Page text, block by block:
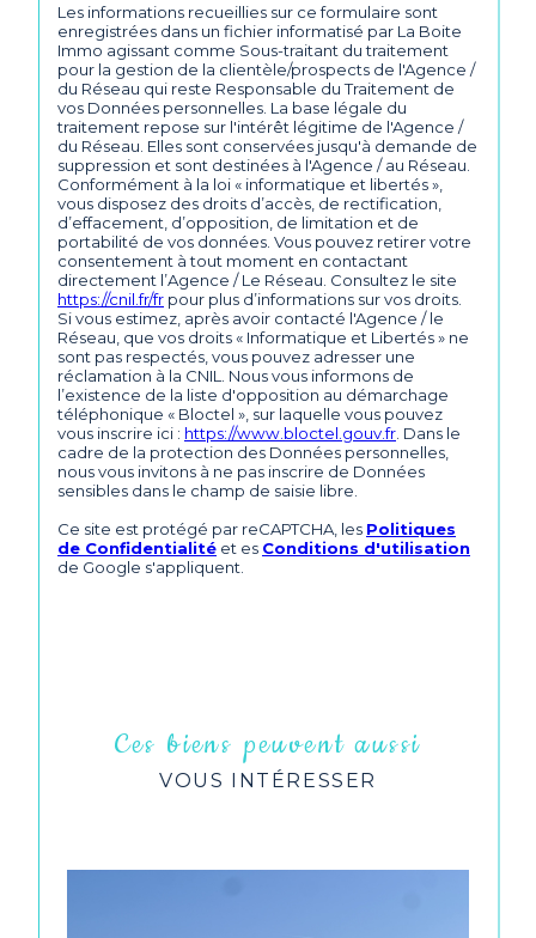
Les informations recueillies sur ce formulaire sont
enregistrées dans un fichier informatisé par La Boite
Immo agissant comme Sous-traitant du traitement
pour la gestion de la clientèle/prospects de l'Agence /
du Réseau qui reste Responsable du Traitement de
vos Données personnelles. La base légale du
traitement repose sur l'intérêt légitime de l'Agence /
du Réseau. Elles sont conservées jusqu'à demande de
suppression et sont destinées à l'Agence / au Réseau.
Conformément à la loi « informatique et libertés »,
vous disposez des droits d’accès, de rectification,
d’effacement, d’opposition, de limitation et de
portabilité de vos données. Vous pouvez retirer votre
consentement à tout moment en contactant
directement l’Agence / Le Réseau. Consultez le site
https://cnil.fr/fr pour plus d’informations sur vos droits.
Si vous estimez, après avoir contacté l'Agence / le
Réseau, que vos droits « Informatique et Libertés » ne
sont pas respectés, vous pouvez adresser une
réclamation à la CNIL. Nous vous informons de
l’existence de la liste d'opposition au démarchage
téléphonique « Bloctel », sur laquelle vous pouvez
vous inscrire ici : https://www.bloctel.gouv.fr . Dans le
cadre de la protection des Données personnelles,
nous vous invitons à ne pas inscrire de Données
sensibles dans le champ de saisie libre.
Ce site est protégé par reCAPTCHA, les Politiques
de Confidentialité et es Conditions d'utilisation
de Google s'appliquent.
Ces biens peuvent aussi
VOUS INTÉRESSER